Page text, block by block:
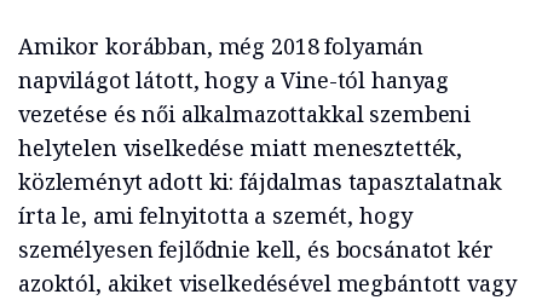
Amikor korábban, még 2018 folyamán
napvilágot látott, hogy a Vine-tól hanyag
vezetése és női alkalmazottakkal szembeni
helytelen viselkedése miatt menesztették,
közleményt adott ki: fájdalmas tapasztalatnak
írta le, ami felnyitotta a szemét, hogy
személyesen fejlődnie kell, és bocsánatot kér
azoktól, akiket viselkedésével megbántott vagy